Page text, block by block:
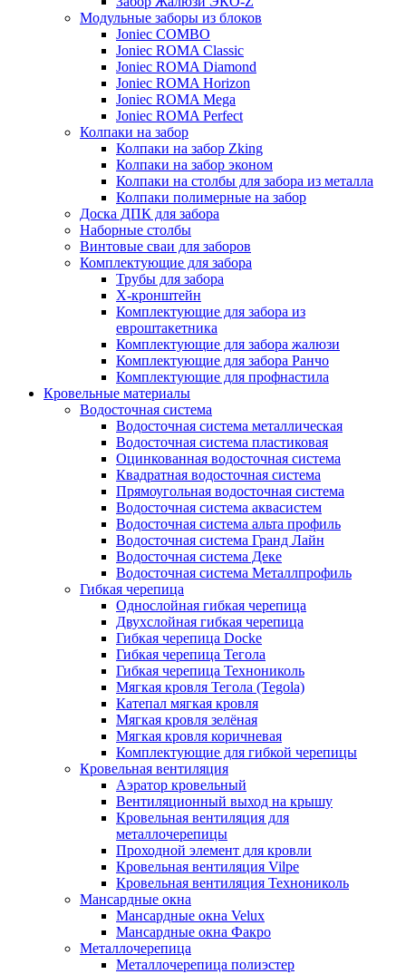
Модульные заборы из блоков
Joniec COMBO
Joniec ROMA Classic
Joniec ROMA Diamond
Joniec ROMA Horizon
Joniec ROMA Mega
Joniec ROMA Perfect
Колпаки на забор
Колпаки на забор Zking
Колпаки на забор эконом
Колпаки на столбы для забора из металла
Колпаки полимерные на забор
Доска ДПК для забора
Наборные столбы
Винтовые сваи для заборов
Комплектующие для забора
Трубы для забора
Х-кронштейн
Комплектующие для забора из
евроштакетника
Комплектующие для забора жалюзи
Комплектующие для забора Ранчо
Комплектующие для профнастила
Кровельные материалы
Водосточная система
Водосточная система металлическая
Водосточная система пластиковая
Оцинкованная водосточная система
Квадратная водосточная система
Прямоугольная водосточная система
Водосточная система аквасистем
Водосточная система альта профиль
Водосточная система Гранд Лайн
Водосточная система Деке
Водосточная система Металлпрофиль
Гибкая черепица
Однослойная гибкая черепица
Двухслойная гибкая черепица
Гибкая черепица Docke
Гибкая черепица Тегола
Гибкая черепица Технониколь
Мягкая кровля Тегола (Tegola)
Катепал мягкая кровля
Мягкая кровля зелёная
Мягкая кровля коричневая
Комплектующие для гибкой черепицы
Кровельная вентиляция
Аэратор кровельный
Вентиляционный выход на крышу
Кровельная вентиляция для
металлочерепицы
Проходной элемент для кровли
Кровельная вентиляция Vilpe
Кровельная вентиляция Технониколь
Мансардные окна
Мансардные окна Velux
Мансардные окна Факро
Металлочерепица
Металлочерепица полиэстер